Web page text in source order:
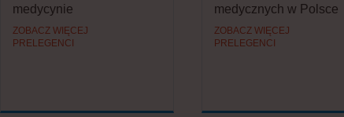
medycynie
ZOBACZ WIĘCEJ
PRELEGENCI
medycznych w Polsce
ZOBACZ WIĘCEJ
PRELEGENCI